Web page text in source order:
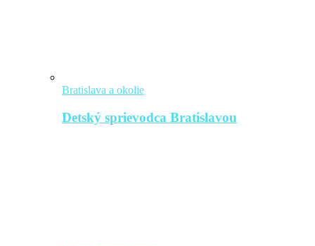
Bratislava a okolie
Detský sprievodca Bratislavou